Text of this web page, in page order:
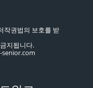
작권법의 보호를 받
지됩니다.